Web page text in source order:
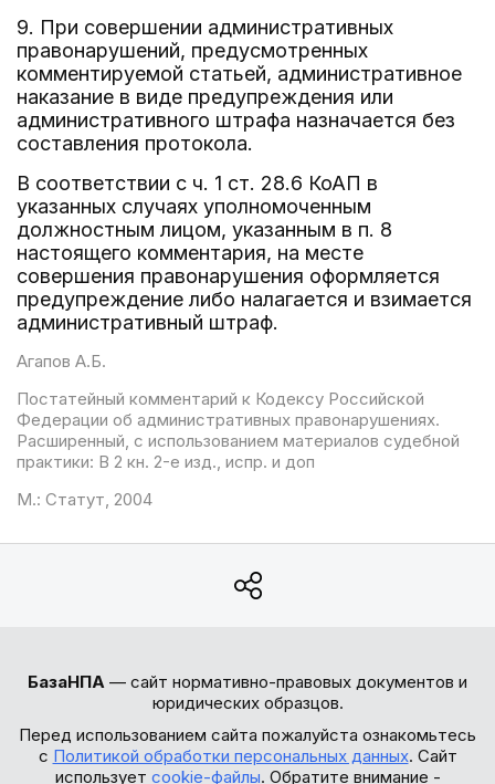
9. При совершении административных
правонарушений, предусмотренных
комментируемой статьей, административное
наказание в виде предупреждения или
административного штрафа назначается без
составления протокола.
В соответствии с ч. 1 ст. 28.6 КоАП в
указанных случаях уполномоченным
должностным лицом, указанным в п. 8
настоящего комментария, на месте
совершения правонарушения оформляется
предупреждение либо налагается и взимается
административный штраф.
Агапов А.Б.
Постатейный комментарий к Кодексу Российской
Федерации об административных правонарушениях.
Расширенный, с использованием материалов судебной
практики: В 2 кн. 2-е изд., испр. и доп
М.: Статут, 2004
БазаНПА — сайт нормативно-правовых документов и
юридических образцов.
Перед использованием сайта пожалуйста ознакомьтесь
с Политикой обработки персональных данных. Сайт
использует cookie-файлы. Обратите внимание -